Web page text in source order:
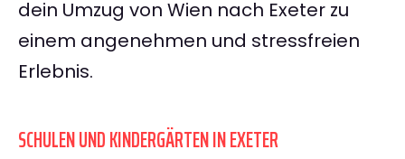
dein Umzug von Wien nach Exeter zu
einem angenehmen und stressfreien
Erlebnis.
SCHULEN UND KINDERGÄRTEN IN EXETER